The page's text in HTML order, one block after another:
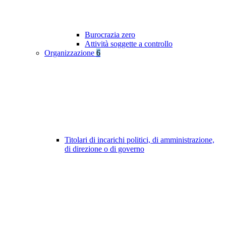
Burocrazia zero
Attività soggette a controllo
Organizzazione 6
Titolari di incarichi politici, di amministrazione,
di direzione o di governo